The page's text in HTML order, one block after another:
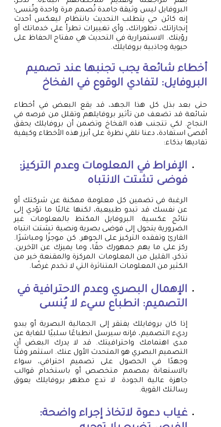
البروفايل ليس وثيقة جامدة تُصمم مرة واحدة وتُنسى؛
إنه كائن حي يتطلب التحديث بانتظام ليعكس أحدث
إنجازاتك، تطوراتك، وأي تغييرات تطرأ على خدماتك أو
رؤيتك. الاستمرارية في التحديث هي مفتاح الحفاظ على
حيوية وجاذبية بروفايلك.
أخطاء شائعة يجب تجنبها عند تصميم
البروفايل: لتفادي الوقوع في الفخاخ
حتى بعد بذل كل هذا الجهد، قد يقع البعض في أخطاء
شائعة قد تضعف من تأثير بروفايلهم وتقلل من فرصه في
النجاح. لكي تتجنب هذه الفخاخ وتضمن أن بروفايلك يحقق
أقصى استفادة، دعنا نلقي نظرة على أبرز هذه الأخطاء وكيفية
تفاديها بذكاء:
الإفراط في المعلومات وعدم التركيز:
فوضى تشتت الانتباه
الرغبة في تضمين كل معلومة ممكنة عن شركتك أو
عن نفسك قد تبدو طبيعية، لكنها غالبًا ما تؤدي إلى
نتائج عكسية. البروفايل المكتظ بالمعلومات غير
الضرورية يتحول إلى فوضى بصرية ونصية تشتت انتباه
القارئ وتفقده التركيز على الجوهر. كن موجزًا ومباشرًا.
ركز على ما يهم جمهورك حقًا، وما يميزك عن الآخرين.
تذكر، القليل من المعلومات المركزة والمقنعة خير من
الكثير من المعلومات المتناثرة التي لا تخدم غرضًا.
الإهمال البصري وعدم الاحترافية في
التصميم: انطباع سيء لا يُنسى
إذا كان بروفايلك يفتقر إلى الجمالية البصرية أو يبدو
رديء التصميم، فإنه سيرسل انطباعًا سلبيًا للغاية عن
مدى اهتمامك واحترافيتك. قد لا يدرك البعض أن
التصميم البصري هو المتحدث الأول عنك. استثمر وقتًا
وجهدًا في الحصول على تصميم احترافي، سواء
بالاستعانة بمصمم متخصص أو باستخدام قوالب
جاهزة عالية الجودة. لا تدع مظهر بروفايلك يعوق
رسالتك القوية.
غياب دعوة لاتخاذ إجراء واضحة: